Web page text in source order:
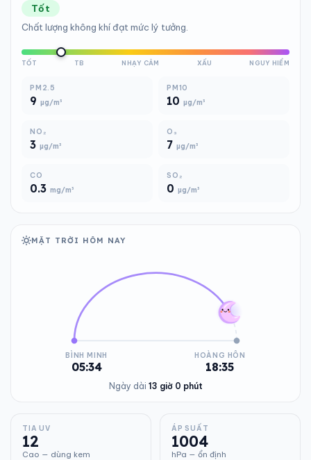
Tốt
Chất lượng không khí đạt mức lý tưởng.
TỐT TB NHẠY CẢM XẤU NGUY HIỂM
PM2.5
9 µg/m³
PM10
10 µg/m³
NO₂
3 µg/m³
O₃
7 µg/m³
CO
0.3 mg/m³
SO₂
0 µg/m³
MẶT TRỜI HÔM NAY
BÌNH MINH
05:34
HOÀNG HÔN
18:35
Ngày dài 13 giờ 0 phút
TIA UV
12
Cao — dùng kem
ÁP SUẤT
1004
hPa — ổn định